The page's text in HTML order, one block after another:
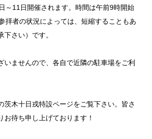
～11日開催されます。時間は午前9時開始
拝者の状況によっては、短縮することもあ
下さい）です。
いませんので、各自で近隣の駐車場をご利
茨木十日戎特設ページをご覧下さい。皆さ
お待ち申し上げております！